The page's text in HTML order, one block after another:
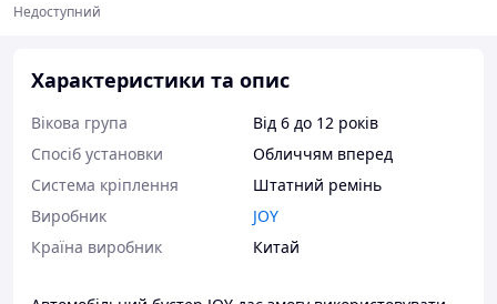
Недоступний
Характеристики та опис
Вікова група
Від 6 до 12 років
Спосіб установки
Обличчям вперед
Система кріплення
Штатний ремінь
Виробник
JOY
Країна виробник
Китай